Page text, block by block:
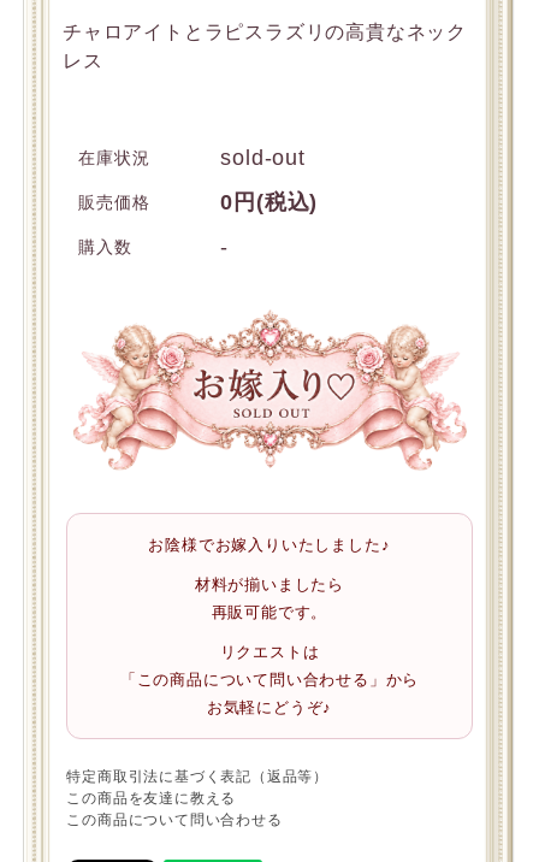
チャロアイトとラピスラズリの高貴なネック
レス
在庫状況 sold-out
販売価格 0円(税込)
購入数 -
お陰様でお嫁入りいたしました♪
材料が揃いましたら
再販可能です。
リクエストは
「この商品について問い合わせる」から
お気軽にどうぞ♪
特定商取引法に基づく表記（返品等）
この商品を友達に教える
この商品について問い合わせる